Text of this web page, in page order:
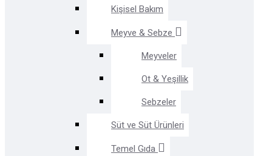
Kişisel Bakım
Meyve & Sebze
Meyveler
Ot & Yeşillik
Sebzeler
Süt ve Süt Ürünleri
Temel Gıda